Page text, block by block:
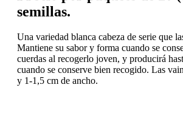
semillas.
Una variedad blanca cabeza de serie que
Mantiene su sabor y forma cuando se
cuerdas al recogerlo joven, y producirá
cuando se conserve bien recogido. Las
y 1-1,5 cm de ancho.